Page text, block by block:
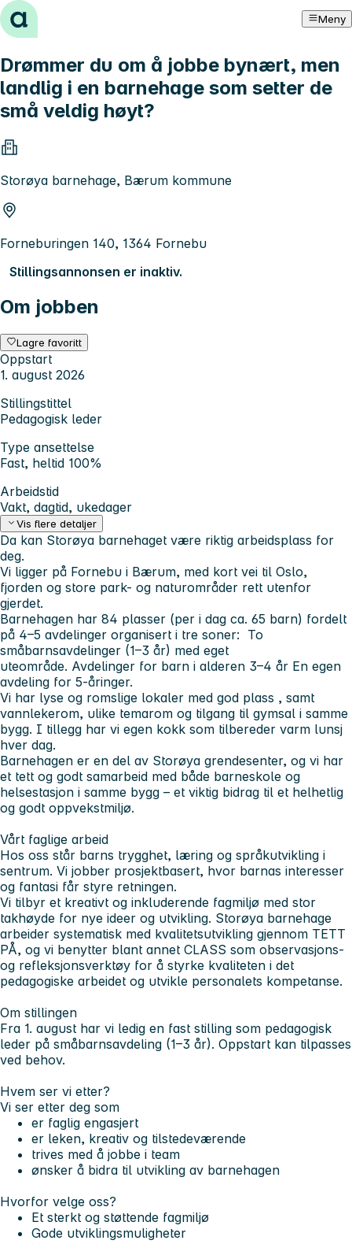
Hopp til innhold Meny
Drømmer du om å jobbe bynært, men
landlig i en barnehage som setter de
små veldig høyt?
Storøya barnehage, Bærum kommune
Forneburingen 140, 1364 Fornebu
Stillingsannonsen er inaktiv.
Om jobben
Lagre favoritt
Oppstart
1. august 2026
Stillingstittel
Pedagogisk leder
Type ansettelse
Fast, heltid 100%
Arbeidstid
Vakt, dagtid, ukedager
Vis flere detaljer
Da kan Storøya barnehaget være riktig arbeidsplass for
deg.
Vi ligger på Fornebu i Bærum, med kort vei til Oslo,
fjorden og store park- og naturområder rett utenfor
gjerdet.
Barnehagen har 84 plasser (per i dag ca. 65 barn) fordelt
på 4–5 avdelinger organisert i tre soner: To
småbarnsavdelinger (1–3 år) med eget
uteområde. Avdelinger for barn i alderen 3–4 år En egen
avdeling for 5-åringer.
Vi har lyse og romslige lokaler med god plass , samt
vannlekerom, ulike temarom og tilgang til gymsal i samme
bygg. I tillegg har vi egen kokk som tilbereder varm lunsj
hver dag.
Barnehagen er en del av Storøya grendesenter, og vi har
et tett og godt samarbeid med både barneskole og
helsestasjon i samme bygg – et viktig bidrag til et helhetlig
og godt oppvekstmiljø.
Vårt faglige arbeid
Hos oss står barns trygghet, læring og språkutvikling i
sentrum. Vi jobber prosjektbasert, hvor barnas interesser
og fantasi får styre retningen.
Vi tilbyr et kreativt og inkluderende fagmiljø med stor
takhøyde for nye ideer og utvikling. Storøya barnehage
arbeider systematisk med kvalitetsutvikling gjennom TETT
PÅ, og vi benytter blant annet CLASS som observasjons-
og refleksjonsverktøy for å styrke kvaliteten i det
pedagogiske arbeidet og utvikle personalets kompetanse.
Om stillingen
Fra 1. august har vi ledig en fast stilling som pedagogisk
leder på småbarnsavdeling (1–3 år). Oppstart kan tilpasses
ved behov.
Hvem ser vi etter?
Vi ser etter deg som
er faglig engasjert
er leken, kreativ og tilstedeværende
trives med å jobbe i team
ønsker å bidra til utvikling av barnehagen
Hvorfor velge oss?
Et sterkt og støttende fagmiljø
Gode utviklingsmuligheter